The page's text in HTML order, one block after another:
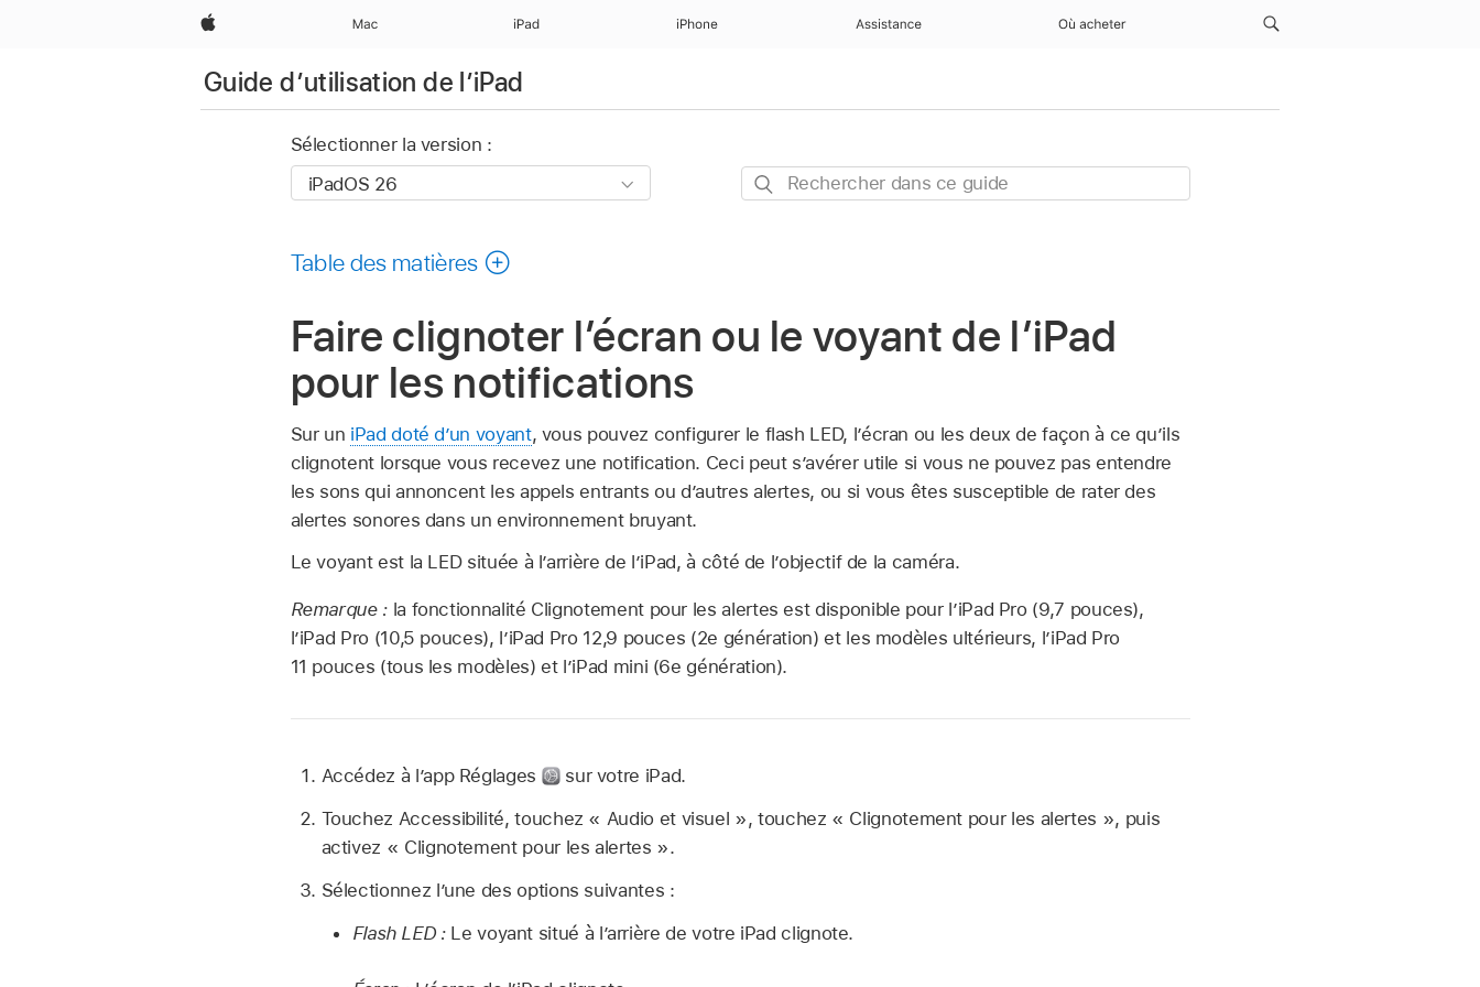
Apple Mac iPad iPhone Assistance Où acheter
Guide d’utilisation de l’iPad
Sélectionner la version :
Rechercher
Table des matières
Faire clignoter l’écran ou le voyant de l’iPad
pour les notifications
Sur un iPad doté d’un voyant, vous pouvez configurer le flash LED, l’écran ou les deux de façon à ce qu’ils
clignotent lorsque vous recevez une notification. Ceci peut s’avérer utile si vous ne pouvez pas entendre
les sons qui annoncent les appels entrants ou d’autres alertes, ou si vous êtes susceptible de rater des
alertes sonores dans un environnement bruyant.
Le voyant est la LED située à l’arrière de l’iPad, à côté de l’objectif de la caméra.
Remarque : la fonctionnalité Clignotement pour les alertes est disponible pour l’iPad Pro (9,7 pouces),
l’iPad Pro (10,5 pouces), l’iPad Pro 12,9 pouces (2e génération) et les modèles ultérieurs, l’iPad Pro
11 pouces (tous les modèles) et l’iPad mini (6e génération).
Accédez à l’app Réglages
sur votre iPad.
Touchez Accessibilité, touchez « Audio et visuel », touchez « Clignotement pour les alertes », puis
activez « Clignotement pour les alertes ».
Sélectionnez l’une des options suivantes :
Flash LED :Le voyant situé à l’arrière de votre iPad clignote.